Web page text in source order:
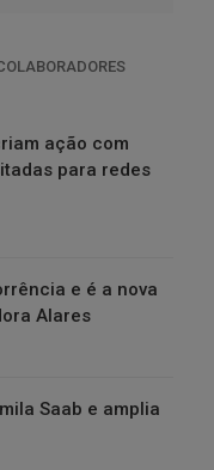
ação com
para redes
e é a nova
Alares
Saab e amplia